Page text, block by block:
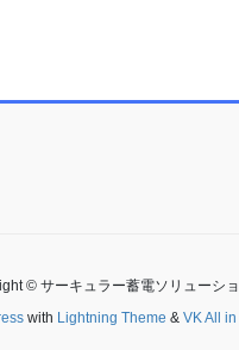
© サーキュラー蓄電ソリューシ
with Lightning Theme & VK All